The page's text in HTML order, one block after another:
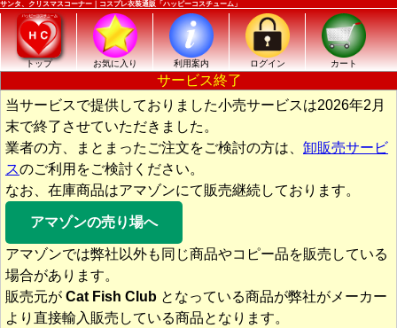
サンタ、クリスマスコーナー｜コスプレ衣装通販「ハッピーコスチューム」
トップ お気に入り 利用案内 ログイン カート
サービス終了
当サービスで提供しておりました小売サービスは2026年2月
末で終了させていただきました。
業者の方、まとまったご注文をご検討の方は、 卸販売サービ
スのご利用をご検討ください。
なお、在庫商品はアマゾンにて販売継続しております。
アマゾンの売り場へ
アマゾンでは弊社以外も同じ商品やコピー品を販売している
場合があります。
販売元が Cat Fish Club となっている商品が弊社がメーカー
より直接輸入販売している商品となります。